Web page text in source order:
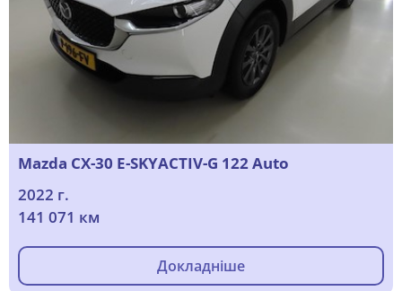
Mazda CX-30 E-SKYACTIV-G 122 Auto
2022 г.
141 071 км
Докладніше